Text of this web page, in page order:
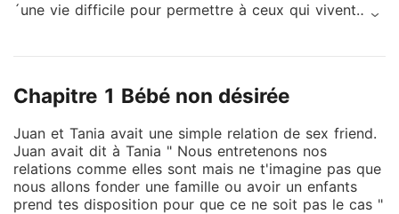
´une vie difficile pour permettre à ceux qui vivent
Chapitre 1 Bébé non désirée
Juan et Tania avait une simple relation de sex friend.
Juan avait dit à Tania " Nous entretenons nos
relations comme elles sont mais ne t'imagine pas que
nous allons fonder une famille ou avoir un enfants
prend tes disposition pour que ce ne soit pas le cas "